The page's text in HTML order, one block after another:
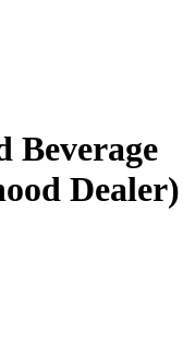
Beverage
Dealer)